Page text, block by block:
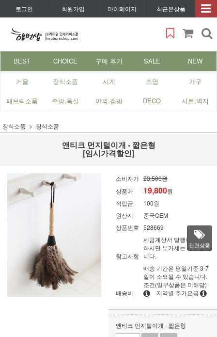
로그인 회원가입 마이페이지 최근본상품
BEST CHOICE 구매 후기 SALE NEW
거울 장식소품 시계 조명 가구
패브릭소품 주방,욕실 야외,캠핑 DECO 시트,벽지
장식소품 장식소품
앤티크 먼지털이개 - 짧은형
[임시가격할인]
소비자가 23,500원
상품가
19,800원
적립금
100원
원산지
중국OEM
상품번호 528669
참고사항
세금계산서 발행이 필요
하시면 부가세는 별도입
니다.
배송비
배송 기간은 평일기준 3-7
일이 소요될 수 있습니다.
조건(일부상품은 미해당)
지역별 추가요금
관련상품
앤티크 먼지털이개 - 짧은형